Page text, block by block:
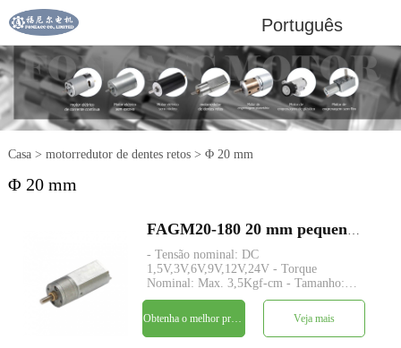
Português
Casa> motorredutor de dentes retos> Φ 20 mm
Φ 20 mm
- Tensão nominal: DC
1,5V,3V,6V,9V,12V,24V - Torque
Nominal: Max. 3,5Kgf-cm - Tamanho:
Φ20* L TBD - Eixo: Φ4mm D-cut
0,5mm, M4, personalizado - Codificador:
Codificador magnético disponível -
quantidade mínima: 500 peças
Veja mais